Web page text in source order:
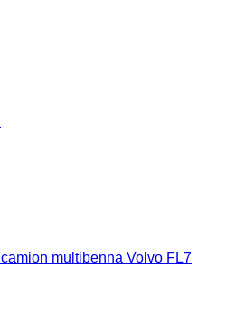
camion multibenna Volvo FL7